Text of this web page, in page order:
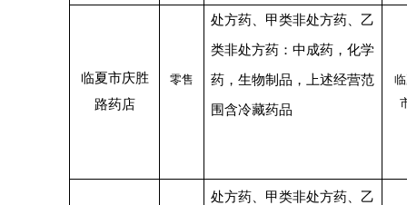
临夏市庆胜
路药店
零售
处方药、甲类非处方药、乙
类非处方药：中成药，化学
药，生物制品，上述经营范
围含冷藏药品
处方药、甲类非处方药、乙